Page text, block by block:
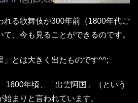
れる歌舞伎が300年前（1800年代ご
、今も見ることができるのです。
」とは大きく出たものです^^;
1600年頃、「出雲阿国」（という
まりと言われています。